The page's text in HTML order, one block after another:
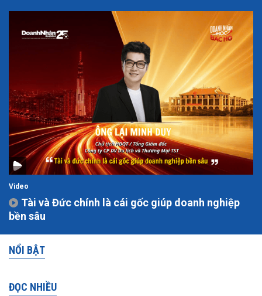
Video
Tài và Đức chính là cái gốc giúp doanh nghiệp
bền sâu
NỔI BẬT
ĐỌC NHIỀU